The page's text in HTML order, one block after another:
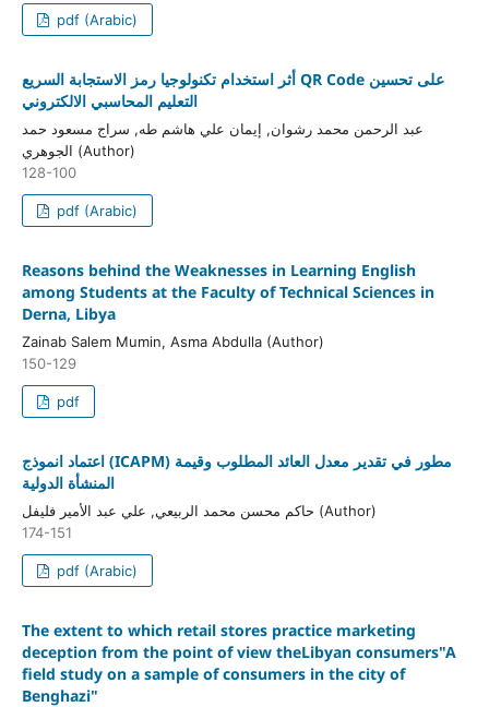
pdf (Arabic)
أثر استخدام تكنولوجيا رمز الاستجابة السريع QR Code على تحسين
التعليم المحاسبي الالكتروني
عبد الرحمن محمد رشوان, إيمان علي هاشم طه, سراج مسعود حمد
الجوهري (Author)
128-100
pdf (Arabic)
Reasons behind the Weaknesses in Learning English
among Students at the Faculty of Technical Sciences in
Derna, Libya
Zainab Salem Mumin, Asma Abdulla (Author)
150-129
pdf
اعتماد انموذج (ICAPM) مطور في تقدير معدل العائد المطلوب وقيمة
المنشأة الدولية
حاكم محسن محمد الربيعي, علي عبد الأمير فليفل (Author)
174-151
pdf (Arabic)
The extent to which retail stores practice marketing
deception from the point of view theLibyan consumers"A
field study on a sample of consumers in the city of
Benghazi"